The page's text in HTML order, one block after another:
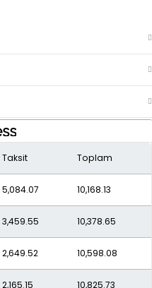
Taksit Toplam
5,084.07 10,168.13
3,459.55 10,378.65
2,649.52 10,598.08
2,165.15 10,825.73